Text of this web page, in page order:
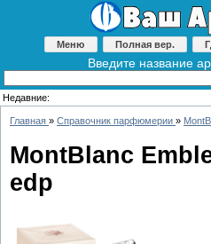
Меню Полная вер.
Введите название
Недавние:
Главная » Справочник парфюмерии »
MontBlanc
edp